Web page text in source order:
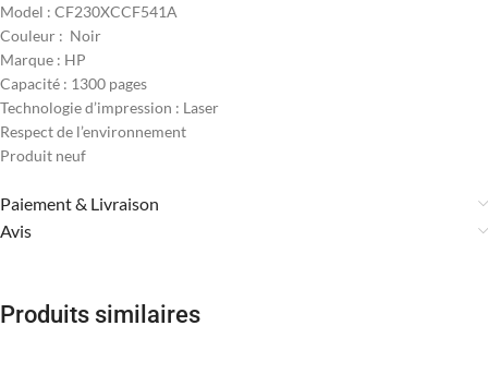
Model : CF230XCCF541A
Couleur : Noir
Marque : HP
Capacité : 1300 pages
Technologie d’impression : Laser
Respect de l’environnement
Produit neuf
Paiement & Livraison
Avis
Produits similaires